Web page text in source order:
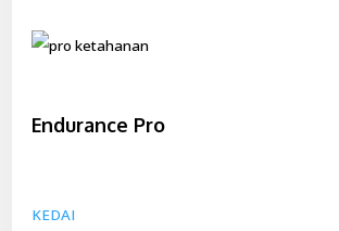
Endurance Pro
KEDAI